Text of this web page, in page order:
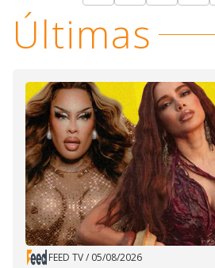
Últimas
FEED TV/ 05/08/2026